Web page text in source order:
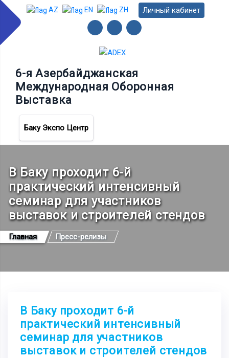
AZ EN ZH Личный кабинет
6-я Азербайджанская
Международная Оборонная
Выставка
Баку Экспо Центр
В Баку проходит 6-й
практический интенсивный
семинар для участников
выставок и строителей стендов
Главная Пресс-релизы
В Баку проходит 6-й
практический интенсивный
семинар для участников
выставок и строителей стендов